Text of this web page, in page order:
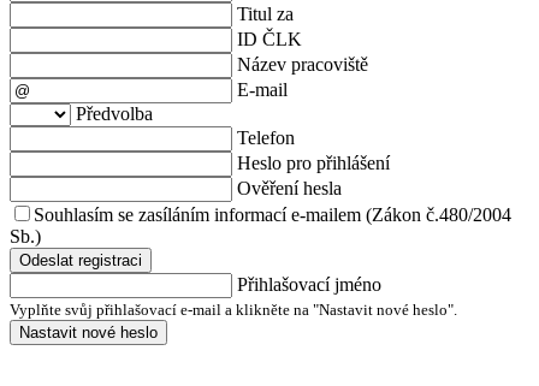
Titul za
ID ČLK
Název pracoviště
E-mail
Předvolba
Telefon
Heslo pro přihlášení
Ověření hesla
Souhlasím se zasíláním informací e-mailem (Zákon č.480/2004
Sb.)
Odeslat registraci
Přihlašovací jméno
Vyplňte svůj přihlašovací e-mail a klikněte na "Nastavit nové heslo".
Nastavit nové heslo